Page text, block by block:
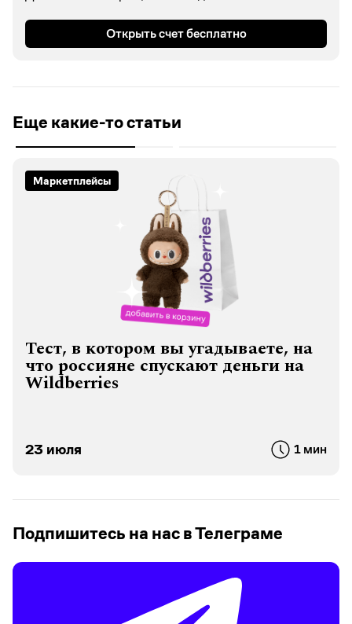
Открыть счет бесплатно
Еще какие-то статьи
Маркетплейсы
Тест, в котором вы угадываете, на
что россияне спускают деньги на
Wildberries
23 июля 1 мин
Подпишитесь на нас в Телеграме